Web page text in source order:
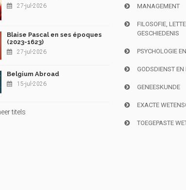
27-jul-2026
Blaise Pascal en ses époques
(2023-1623)
27-jul-2026
Belgium Abroad
15-jul-2026
titels
MANAGEMENT
FILOSOFIE,
GESCHIEDENIS
PSYCHOLOGIE
GODSDIENST
GENEESKUNDE
EXACTE
TOEGEPASTE